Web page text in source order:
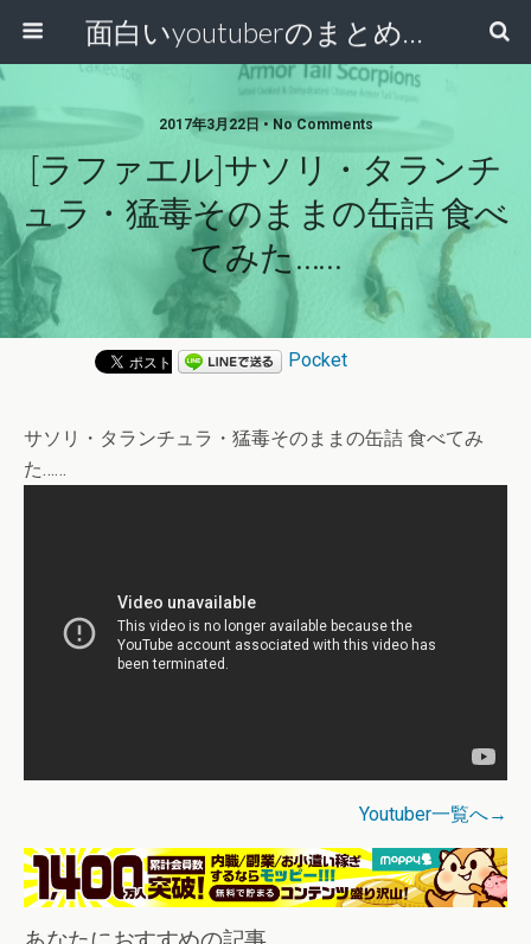
面白いyoutuberのまとめ動画
2017年3月22日 • No Comments
[ラファエル]サソリ・タランチ
ュラ・猛毒そのままの缶詰 食べ
てみた……
Pocket
サソリ・タランチュラ・猛毒そのままの缶詰 食べてみ
た……
Youtuber一覧へ→